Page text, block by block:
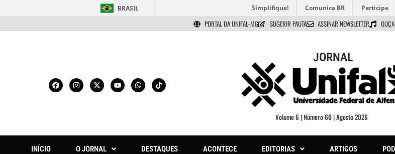
BRASIL Simplifique! Comunica BR Participe
PORTAL DA UNIFAL-MG SUGERIR PAUTA ASSINAR NEWSLETTER
JORNAL
Volume 6 | Número 60 | Agosto 2026
INÍCIO O JORNAL DESTAQUES ACONTECE EDITORIAS ARTIGOS